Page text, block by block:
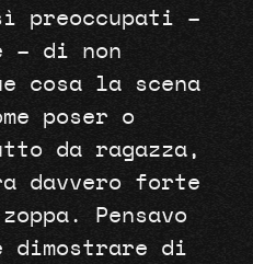
preoccupati –
– di non
cosa la scena
poser o
da ragazza,
davvero forte
Pensavo
dimostrare di